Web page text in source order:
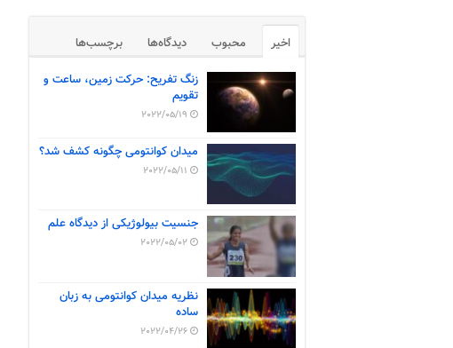
اخیر محبوب دیدگاه‌ها برچسب‌ها
زنگ تفریح: حرکت زمین، ساعت و
تقویم
2022/05/19
میدان کوانتومی چگونه کشف شد؟
2022/05/11
جنسیت بیولوژیکی از دیدگاه علم
2022/05/02
نظریه میدان کوانتومی به زبان
ساده
2022/04/26